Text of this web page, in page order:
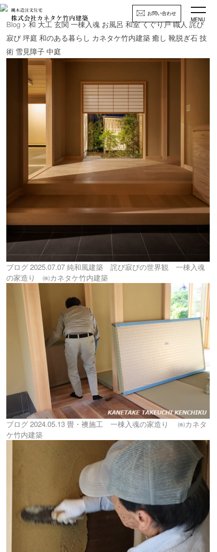
お問い合わせ
MENU
Blog> 和 大工 玄関 一棟入魂 お風呂 和室 くぐり戸 職人 詫び
寂び 坪庭 和のある暮らし カネタケ竹内建築 癒し 靴脱ぎ石 技
術 雪見障子 中庭
ブログ2025.07.07 純和風建築 詫び寂びの世界観 一棟入魂
の家造り ㈱カネタケ竹内建築
ブログ2024.05.13 畳・襖施工 一棟入魂の家造り ㈱カネタ
ケ竹内建築